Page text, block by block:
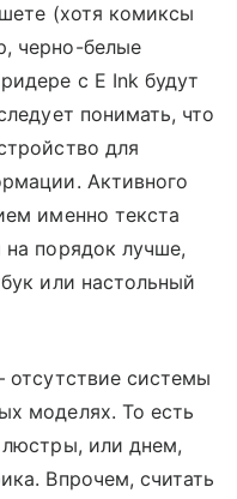
(хотя комиксы
черно-белые
с E Ink будут
понимать, что
для
Активного
именно текста
на порядок лучше,
или настольный
системы
моделях. То есть
или днем,
Впрочем, считать